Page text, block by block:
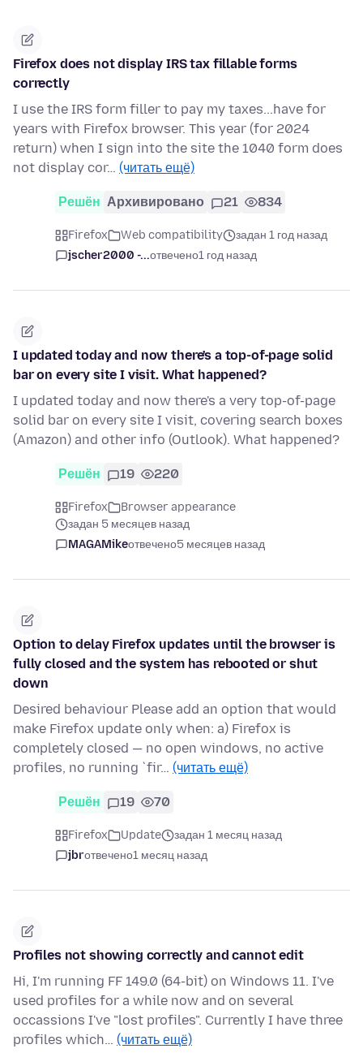
Firefox does not display IRS tax fillable forms
correctly
I use the IRS form filler to pay my taxes...have for
years with Firefox browser. This year (for 2024
return) when I sign into the site the 1040 form does
not display cor… (читать ещё)
Решён Архивировано 21 834
Firefox Web compatibility
задан 1 год назад
jscher2000 -...отвечено1 год назад
I updated today and now there's a top-of-page solid
bar on every site I visit. What happened?
I updated today and now there's a very top-of-page
solid bar on every site I visit, covering search boxes
(Amazon) and other info (Outlook). What happened?
Решён 19 220
Firefox
Browser appearance
задан 5 месяцев назад
MAGAMikeотвечено5 месяцев назад
Option to delay Firefox updates until the browser is
fully closed and the system has rebooted or shut
down
Desired behaviour Please add an option that would
make Firefox update only when: a) Firefox is
completely closed — no open windows, no active
profiles, no running `fir… (читать ещё)
Решён 19 70
Firefox Update
задан 1 месяц назад
jbrотвечено1 месяц назад
Profiles not showing correctly and cannot edit
Hi, I'm running FF 149.0 (64-bit) on Windows 11. I've
used profiles for a while now and on several
occassions I've "lost profiles". Currently I have three
profiles which… (читать ещё)